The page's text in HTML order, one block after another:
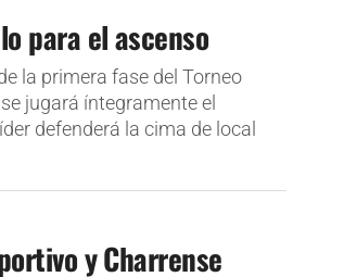
para el ascenso
la primera fase del Torneo
jugará íntegramente el
defenderá la cima de local
y Charrense